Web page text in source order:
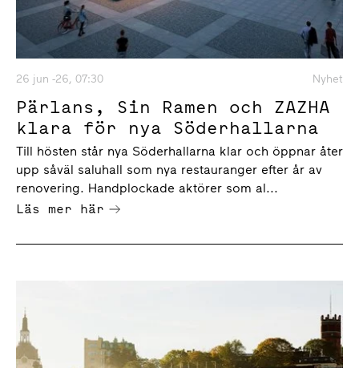
26 jun -26, 07:30 Nyhet
Pärlans, Sin Ramen och ZAZHA
klara för nya Söderhallarna
Till hösten står nya Söderhallarna klar och öppnar åter
upp såväl saluhall som nya restauranger efter år av
renovering. Handplockade aktörer som al...
Läs mer här